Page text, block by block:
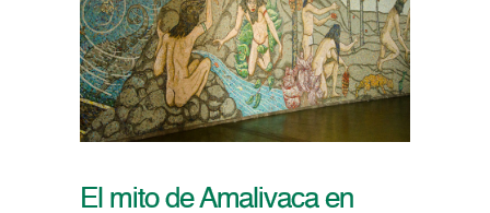
El mito de Amalivaca en